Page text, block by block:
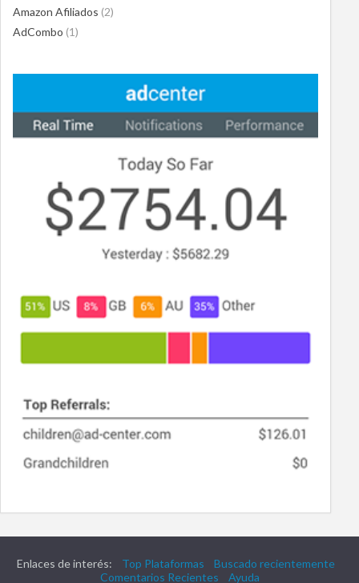
Amazon Afiliados (2)
AdCombo (1)
Enlaces de interés: Top Plataformas
Buscado recientemente
Comentarios Recientes
Ayuda